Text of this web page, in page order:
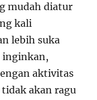
mudah diatur
kali
lebih suka
inginkan,
aktivitas
akan ragu